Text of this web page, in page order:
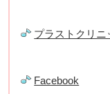
プラストクリ
Facebook